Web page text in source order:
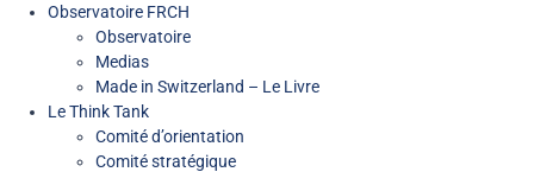
Observatoire FRCH
Observatoire
Medias
Made in Switzerland – Le Livre
Le Think Tank
Comité d’orientation
Comité stratégique